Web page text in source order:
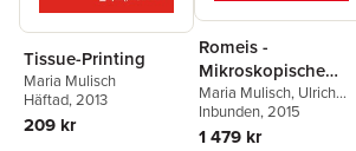
Tissue-Printing
Maria Mulisch
Häftad, 2013
209 kr
Romeis -
Mikroskopische
Technik
Maria Mulisch, Ulrich
Welsch
Inbunden, 2015
1 479 kr